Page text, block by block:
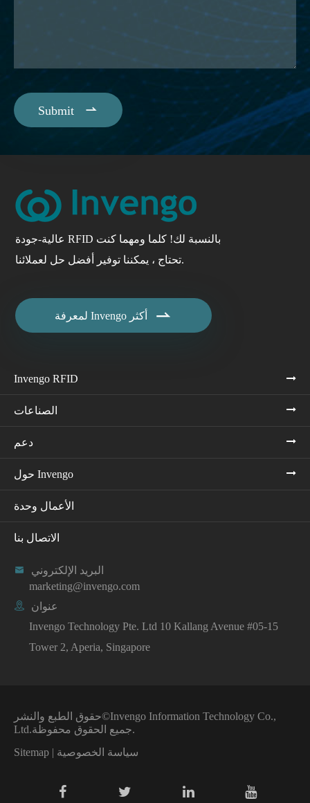
Submit 
عالية-جودة RFID بالنسبة لك! كلما ومهما كنت
تحتاج ، يمكننا توفير أفضل حل لعملائنا.
لمعرفة Invengo أكثر 
Invengo RFID
الصناعات
دعم
حول Invengo
الأعمال وحدة
الاتصال بنا

البريد الإلكتروني
marketing@invengo.com

عنوان
Invengo Technology Pte. Ltd 10 Kallang Avenue #05-15
Tower 2, Aperia, Singapore
حقوق الطبع والنشر©Invengo Information Technology Co.,
Ltd.
جميع الحقوق محفوظة.
Sitemap | سياسة الخصوصية